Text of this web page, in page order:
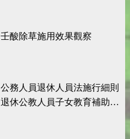
壬酸除草施用效果觀察
公務人員退休人員法施行細則
退休公教人員子女教育補助規定